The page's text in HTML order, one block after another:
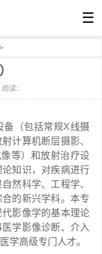
☰
阅读：
备（包括常规X线摄
计算机断层摄影、
等）和放射治疗设
知识，对疾病进行
然科学、工程学、
的新兴学科。本专
影像学的基本理论
学影像诊断、介入
学高级专门人才。